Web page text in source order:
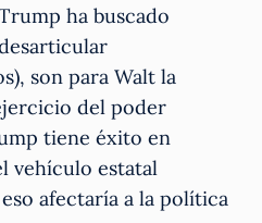
ha buscado
son para Walt la
del poder
tiene éxito en
vehículo estatal
afectaría a la política